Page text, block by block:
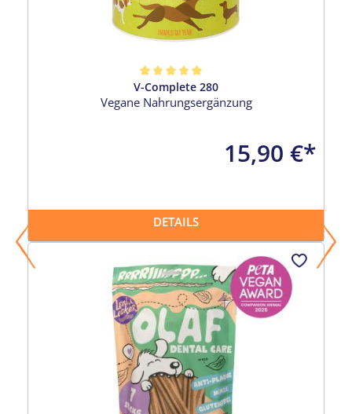
Durchschnittliche Bewertung von 5 von 5 Sternen
V-Complete 280
Vegane Nahrungsergänzung
15,90 €*
DETAILS